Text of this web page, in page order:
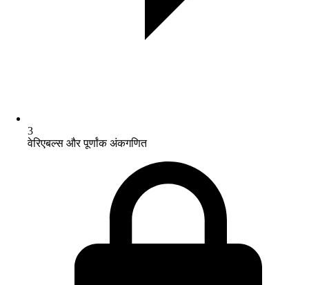
3
वेरिएबल्स और पूर्णांक अंकगणित